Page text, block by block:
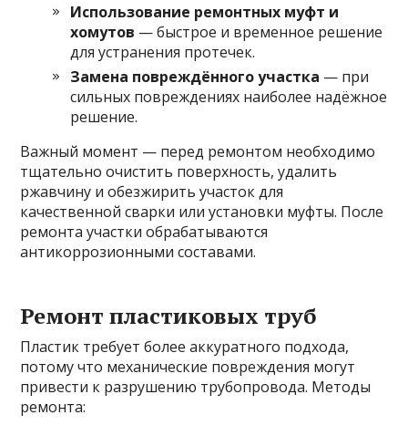
Использование ремонтных муфт и
хомутов — быстрое и временное решение
для устранения протечек.
Замена повреждённого участка — при
сильных повреждениях наиболее надёжное
решение.
Важный момент — перед ремонтом необходимо
тщательно очистить поверхность, удалить
ржавчину и обезжирить участок для
качественной сварки или установки муфты. После
ремонта участки обрабатываются
антикоррозионными составами.
Ремонт пластиковых труб
Пластик требует более аккуратного подхода,
потому что механические повреждения могут
привести к разрушению трубопровода. Методы
ремонта: